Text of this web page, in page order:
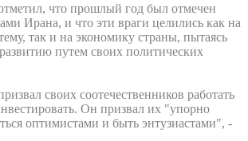
что прошлый год был отмечен
Ирана, и что эти враги целились как на
так и на экономику страны, пытаясь
путем своих политических
своих соотечественников работать
Он призвал их "упорно
оптимистами и быть энтузиастами", -